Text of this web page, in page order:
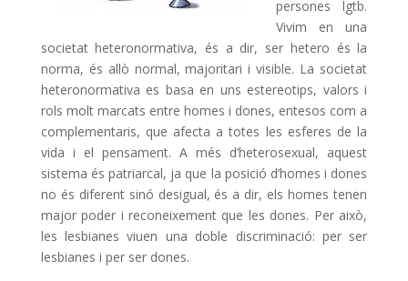
persones lgtb.
Vivim en una
societat heteronormativa, és a dir, ser hetero és la
norma, és allò normal, majoritari i visible. La societat
heteronormativa es basa en uns estereotips, valors i
rols molt marcats entre homes i dones, entesos com a
complementaris, que afecta a totes les esferes de la
vida i el pensament. A més d’heterosexual, aquest
sistema és patriarcal, ja que la posició d’homes i dones
no és diferent sinó desigual, és a dir, els homes tenen
major poder i reconeixement que les dones. Per això,
les lesbianes viuen una doble discriminació: per ser
lesbianes i per ser dones.